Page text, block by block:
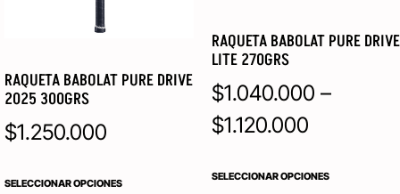
RAQUETA BABOLAT PURE DRIVE
2025 300GRS
$1.250.000
SELECCIONAR OPCIONES
RAQUETA BABOLAT PURE DRIVE
LITE 270GRS
$1.040.000 –
$1.120.000
SELECCIONAR OPCIONES